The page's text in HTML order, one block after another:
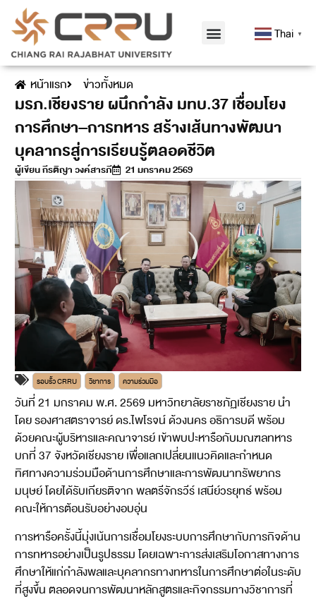
Thai ▼
หน้าแรก ข่าวทั้งหมด
มรภ.เชียงราย ผนึกกำลัง มทบ.37 เชื่อมโยง
การศึกษา–การทหาร สร้างเส้นทางพัฒนา
บุคลากรสู่การเรียนรู้ตลอดชีวิต
ผู้เขียนกีรติญา วงค์สารภี 21 มกราคม 2569
รอบรั้ว CRRU วิชาการ ความร่วมมือ
วันที่ 21 มกราคม พ.ศ. 2569 มหาวิทยาลัยราชภัฏเชียงราย นำ
โดย รองศาสตราจารย์ ดร.ไพโรจน์ ด้วงนคร อธิการบดี พร้อม
ด้วยคณะผู้บริหารและคณาจารย์ เข้าพบปะหารือกับมณฑลทหาร
บกที่ 37 จังหวัดเชียงราย เพื่อแลกเปลี่ยนแนวคิดและกำหนด
ทิศทางความร่วมมือด้านการศึกษาและการพัฒนาทรัพยากร
มนุษย์ โดยได้รับเกียรติจาก พลตรีจักรวีร์ เสนีย์วรยุทธ์ พร้อม
คณะให้การต้อนรับอย่างอบอุ่น
การหารือครั้งนี้มุ่งเน้นการเชื่อมโยงระบบการศึกษากับภารกิจด้าน
การทหารอย่างเป็นรูปธรรม โดยเฉพาะการส่งเสริมโอกาสทางการ
ศึกษาให้แก่กำลังพลและบุคลากรทางทหารในการศึกษาต่อในระดับ
ที่สูงขึ้น ตลอดจนการพัฒนาหลักสูตรและกิจกรรมทางวิชาการที่